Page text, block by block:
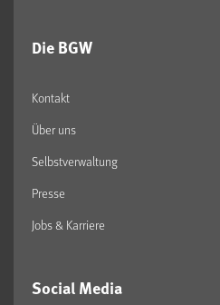
Die BGW
Kontakt
Über uns
Selbstverwaltung
Presse
Jobs & Karriere
Social Media